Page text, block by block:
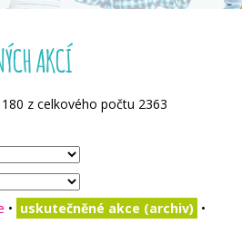
AKCÍ
z celkového počtu 2363
• uskutečněné akce (archiv) •